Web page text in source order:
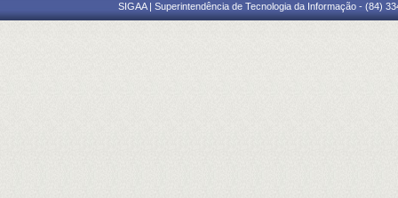
SIGAA | Superintendência de Tecnologia da Informação - (84)